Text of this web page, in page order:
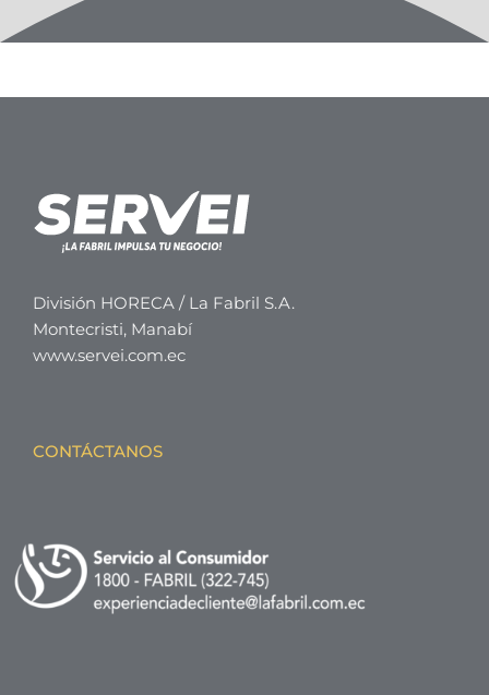
División HORECA / La Fabril S.A.
Montecristi, Manabí
www.servei.com.ec
CONTÁCTANOS